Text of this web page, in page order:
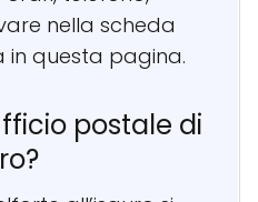
nella scheda
questa pagina.
postale di